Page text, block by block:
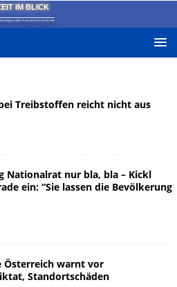
IM BLICK
Blog mit dem kritischen Blick auf die Zeit!
Treibstoffen reicht nicht aus
Nationalrat nur bla, bla – Kickl
ein: “Sie lassen die Bevölkerung
Österreich warnt vor
Standortschäden